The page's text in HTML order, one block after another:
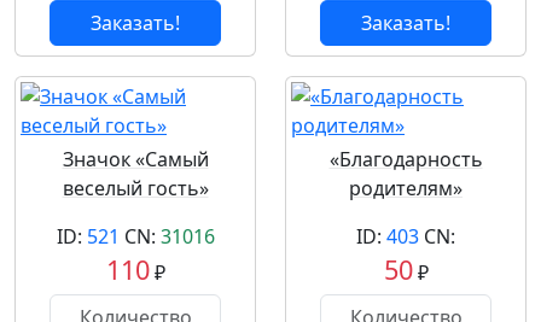
Заказать! Заказать!
Значок «Самый
веселый гость»
ID: 521 CN: 31016
110₽
«Благодарность
родителям»
ID: 403 CN:
50₽